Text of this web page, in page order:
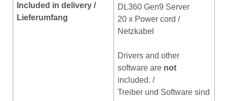
Included in delivery /
Lieferumfang
DL360 Gen9 Server
20 x Power cord /
Netzkabel
Drivers and other
software are not
included. /
Treiber und Software sind